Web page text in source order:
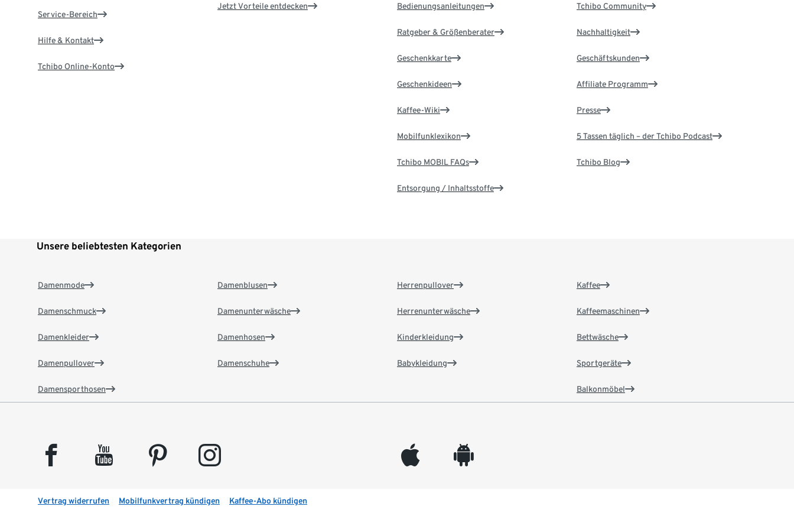
Service-Bereich
Hilfe & Kontakt
Tchibo Online-Konto
Jetzt Vorteile entdecken Bedienungsanleitungen
Ratgeber & Größenberater
Geschenkkarte
Geschenkideen
Kaffee-Wiki
Mobilfunklexikon
Tchibo MOBIL FAQs
Entsorgung / Inhaltsstoffe
Tchibo Community
Nachhaltigkeit
Geschäftskunden
Affiliate Programm
Presse
5 Tassen täglich – der Tchibo Podcast
Tchibo Blog
Unsere beliebtesten Kategorien
Damenmode
Damenschmuck
Damenkleider
Damenpullover
Damensporthosen
Damenblusen
Damenunterwäsche
Damenhosen
Damenschuhe
Herrenpullover
Herrenunterwäsche
Kinderkleidung
Babykleidung
Kaffee
Kaffeemaschinen
Bettwäsche
Sportgeräte
Balkonmöbel
facebook youtube pinterest instagram appleinc android
Vertrag widerrufen Mobilfunkvertrag kündigen Kaffee-Abo kündigen